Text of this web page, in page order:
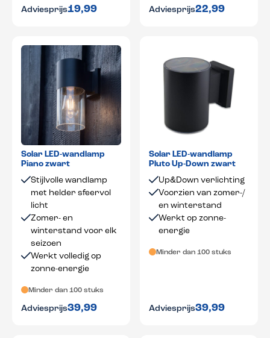
Adviesprijs19,99 Adviesprijs22,99
Solar LED-wandlamp
Piano zwart
Stijlvolle wandlamp
met helder sfeervol
licht
Zomer- en
winterstand voor elk
seizoen
Werkt volledig op
zonne-energie
Minder dan 100 stuks
Adviesprijs39,99
Solar LED-wandlamp
Pluto Up-Down zwart
Up&Down verlichting
Voorzien van zomer-/
en winterstand
Werkt op zonne-
energie
Minder dan 100 stuks
Adviesprijs39,99